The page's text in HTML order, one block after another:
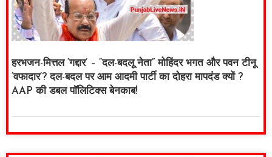
हरभजन-मित्तल ‘गद्दार’ – “दल-बदलू नेता” मोहिंदर भगत और पवन टीनू
‘वफादार’? दल-बदल पर आम आदमी पार्टी का दोहरा मापदंड क्यों ?
AAP की डबल पॉलिटिक्स बेनकाब!